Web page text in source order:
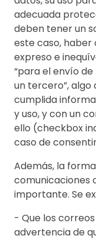
adecuada
deben tener un
este caso,
expreso e
“para el envío
un tercero”, algo
cumplida
y uso, y con un
ello (checkbox
caso de
Además, la
comunicaciones
importante. Se
- Que los
advertencia de